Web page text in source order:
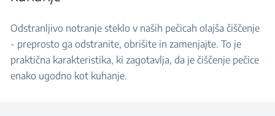
Odstranljivo notranje steklo v naših pečicah olajša čiščenje
- preprosto ga odstranite, obrišite in zamenjajte. To je
praktična karakteristika, ki zagotavlja, da je čiščenje pečice
enako ugodno kot kuhanje.